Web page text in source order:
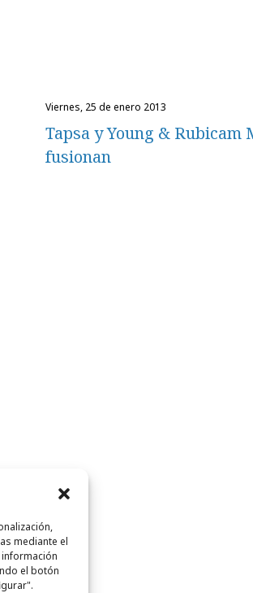
mediante el
el botón
viernes, 25 de enero 2013
Tapsa y Young & Rubicam
fusionan